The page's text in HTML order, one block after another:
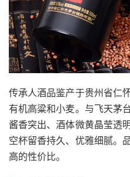
传承人酒品鉴产于贵州省仁
有机高粱和小麦。与飞天茅
酱香突出、酒体微黄晶莹透
空杯留香持久、优雅细腻。
高的性价比。